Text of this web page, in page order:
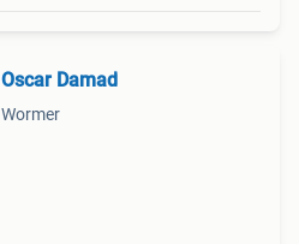
Oscar Damad
Wormer